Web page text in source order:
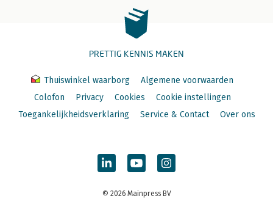
PRETTIG KENNIS MAKEN
Thuiswinkel waarborg
Algemene voorwaarden
Colofon
Privacy Cookies
Cookie instellingen
Toegankelijkheidsverklaring
Service & Contact Over ons
© 2026 Mainpress BV